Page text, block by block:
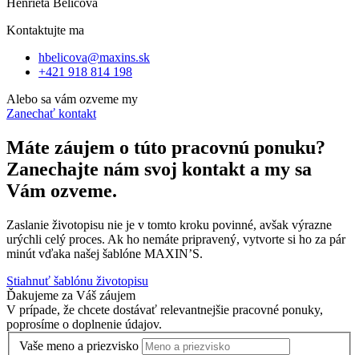
Henrieta Belicová
Kontaktujte ma
hbelicova@maxins.sk
+421 918 814 198
Alebo sa vám ozveme my
Zanechať kontakt
Máte záujem o túto pracovnú ponuku?
Zanechajte nám svoj kontakt a my sa
Vám ozveme.
Zaslanie životopisu nie je v tomto kroku povinné, avšak výrazne
urýchli celý proces. Ak ho nemáte pripravený, vytvorte si ho za pár
minút vďaka našej šablóne MAXIN’S.
Stiahnuť šablónu životopisu
Ďakujeme za Váš záujem
V prípade, že chcete dostávať relevantnejšie pracovné ponuky,
poprosíme o doplnenie údajov.
Vaše meno a priezvisko